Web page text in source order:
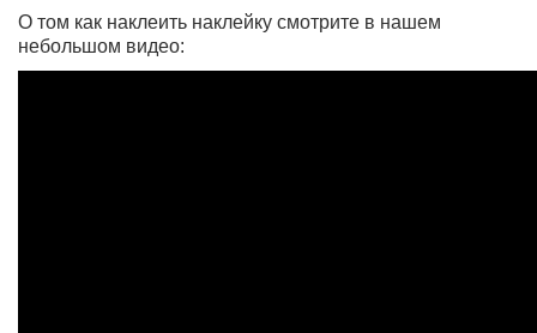
О том как наклеить наклейку смотрите в нашем
небольшом видео: